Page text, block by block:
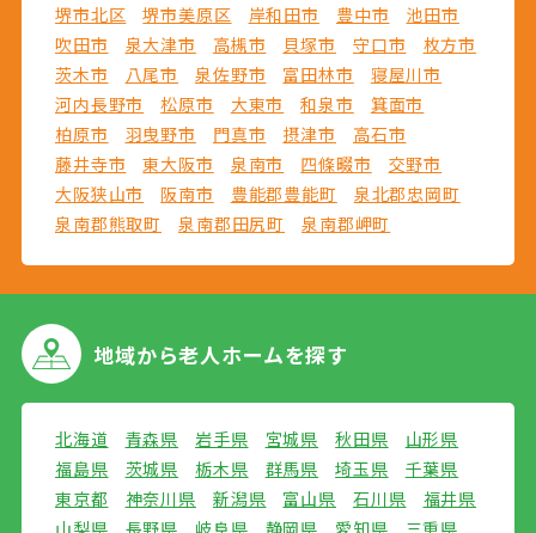
堺市北区
堺市美原区 岸和田市 豊中市
池田市
吹田市
泉大津市 高槻市 貝塚市 守口市
枚方市
茨木市
八尾市 泉佐野市 富田林市
寝屋川市
河内長野市
松原市 大東市 和泉市
箕面市
柏原市
羽曳野市 門真市 摂津市
高石市
藤井寺市
東大阪市 泉南市 四條畷市
交野市
大阪狭山市
阪南市 豊能郡豊能町
泉北郡忠岡町
泉南郡熊取町
泉南郡田尻町 泉南郡岬町
地域から老人ホームを探す
北海道 青森県 岩手県 宮城県 秋田県
山形県
福島県
茨城県 栃木県 群馬県 埼玉県
千葉県
東京都
神奈川県 新潟県 富山県 石川県
福井県
山梨県
長野県 岐阜県 静岡県 愛知県
三重県